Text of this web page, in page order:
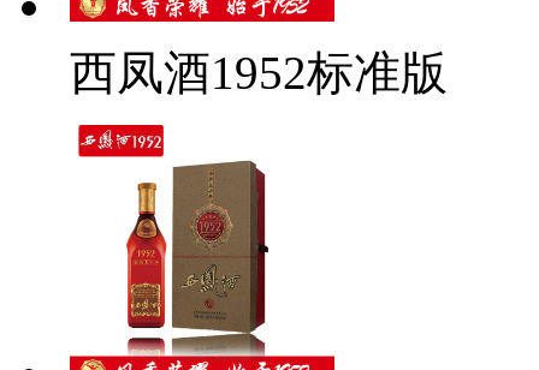
西凤酒1952标准版